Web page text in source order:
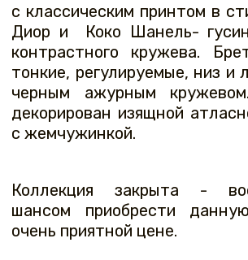
с классическим принтом в
Диор и Коко Шанель-
контрастного кружева.
тонкие, регулируемые, низ и
черным ажурным
декорирован изящной
с жемчужинкой.
Коллекция закрыта -
шансом приобрести
очень приятной цене.